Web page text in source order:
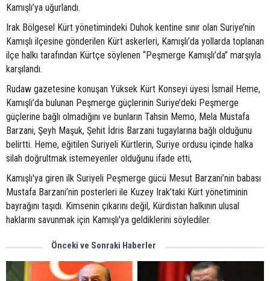
Kamışlı’ya uğurlandı.
Irak Bölgesel Kürt yönetimindeki Duhok kentine sınır olan Suriye’nin
Kamışlı ilçesine gönderilen Kürt askerleri, Kamışlı’da yollarda toplanan
ilçe halkı tarafından Kürtçe söylenen “Peşmerge Kamışlı’da” marşıyla
karşılandı.
Rudaw gazetesine konuşan Yüksek Kürt Konseyi üyesi İsmail Heme,
Kamışlı’da bulunan Peşmerge güçlerinin Suriye’deki Peşmerge
güçlerine bağlı olmadığını ve bunların Tahsin Memo, Mela Mustafa
Barzani, Şeyh Maşuk, Şehit İdris Barzani tugaylarına bağlı olduğunu
belirtti. Heme, eğitilen Suriyeli Kürtlerin, Suriye ordusu içinde halka
silah doğrultmak istemeyenler olduğunu ifade etti,
Kamışlı'ya giren ilk Suriyeli Peşmerge gücü Mesut Barzani’nin babası
Mustafa Barzani’nin posterleri ile Kuzey Irak’taki Kürt yönetiminin
bayrağını taşıdı. Kimsenin çıkarını değil, Kürdistan halkının ulusal
haklarını savunmak için Kamışlı'ya geldiklerini söylediler.
Önceki ve Sonraki Haberler